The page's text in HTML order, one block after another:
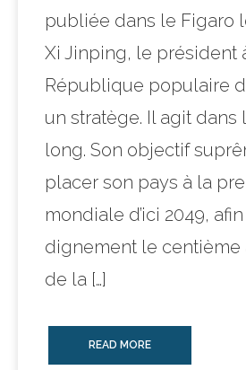
publiée dans le Figaro
Xi Jinping, le président
République populaire
un stratège. Il agit dans
long. Son objectif
placer son pays à la
mondiale d’ici 2049,
dignement le centième
de la […]
READ MORE